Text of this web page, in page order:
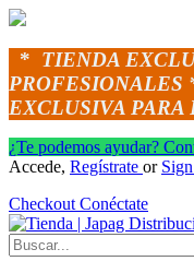
* TIENDA
PROFESIONALES
EXCLUSIVA
¿Te podemos ayudar?
Accede, Regístrate or
Checkout Conéctate